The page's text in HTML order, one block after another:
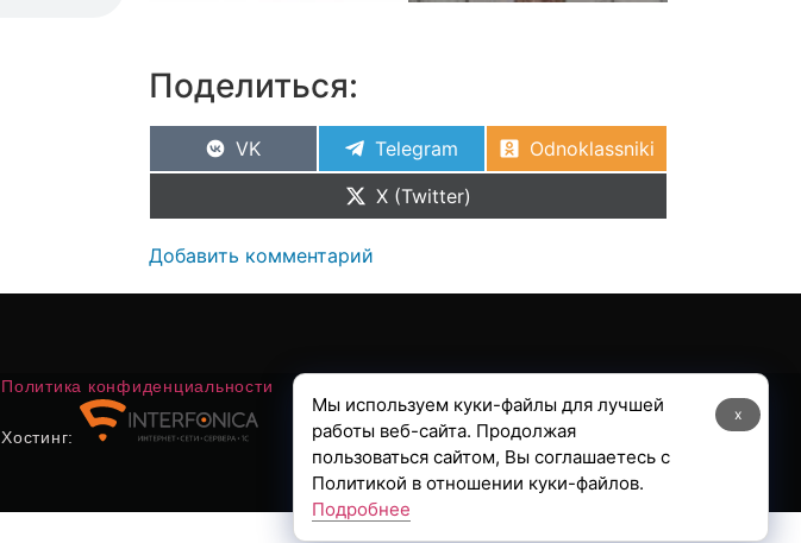
Поделиться:
VK Telegram
Odnoklassniki
X (Twitter)
Добавить комментарий
Политика конфиденциальности
Хостинг:
x
Мы используем куки-файлы для лучшей
работы веб-сайта. Продолжая
пользоваться сайтом, Вы соглашаетесь с
Политикой в отношении куки-файлов.
Подробнее